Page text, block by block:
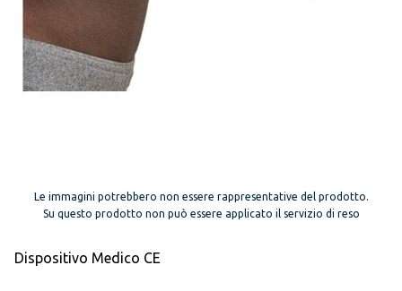
Le immagini potrebbero non essere rappresentative del prodotto.
Su questo prodotto non può essere applicato il servizio di reso
Dispositivo Medico CE